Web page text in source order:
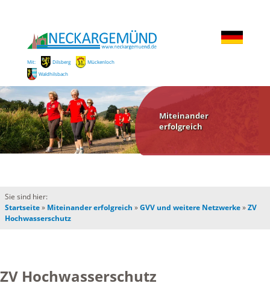
Mit: Dilsberg
Mückenloch
Waldhilsbach
Miteinander
erfolgreich
Sie sind hier:
Startseite» Miteinander erfolgreich »GVV und weitere Netzwerke»ZV
Hochwasserschutz
ZV Hochwasserschutz